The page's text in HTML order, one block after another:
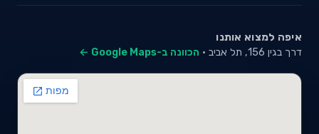
איפה למצוא אותנו
דרך בגין 156, תל אביב · הכוונה ב-Google Maps ←